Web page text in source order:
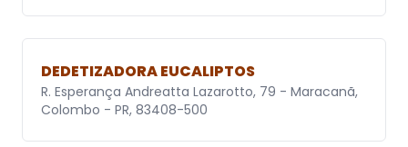
DEDETIZADORA EUCALIPTOS
R. Esperança Andreatta Lazarotto, 79 - Maracanã,
Colombo - PR, 83408-500